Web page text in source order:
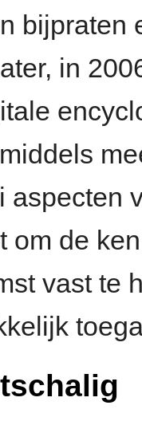
bijpraten
in
aspecten
om de
vast te